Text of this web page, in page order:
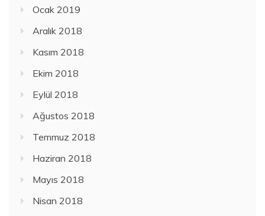
Ocak 2019
Aralık 2018
Kasım 2018
Ekim 2018
Eylül 2018
Ağustos 2018
Temmuz 2018
Haziran 2018
Mayıs 2018
Nisan 2018